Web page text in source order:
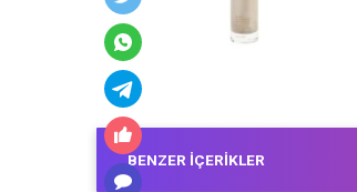
BENZER İÇERIKLER